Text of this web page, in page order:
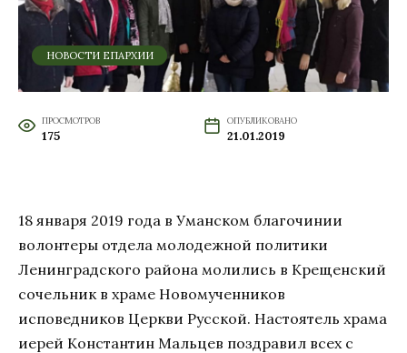
НОВОСТИ ЕПАРХИИ
ПРОСМОТРОВ
175
ОПУБЛИКОВАНО
21.01.2019
18 января 2019 года в Уманском благочинии
волонтеры отдела молодежной политики
Ленинградского района молились в Крещенский
сочельник в храме Новомученников
исповедников Церкви Русской. Настоятель храма
иерей Константин Мальцев поздравил всех с